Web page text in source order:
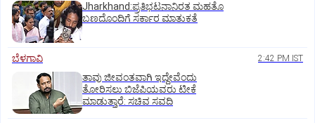
Jharkhand:ಪ್ರತಿಭಟನಾನಿರತ ಮಹತೊ
ಬಣದೊಂದಿಗೆ ಸರ್ಕಾರ ಮಾತುಕತೆ
ಬೆಳಗಾವಿ 2:42 PM IST
ತಾವು ಜೀವಂತವಾಗಿ ಇದ್ದೇವೆಂದು
ತೋರಿಸಲು ಬಿಜೆಪಿಯವರು ಟೀಕೆ
ಮಾಡುತ್ತಾರೆ: ಸಚಿವ ಸವದಿ